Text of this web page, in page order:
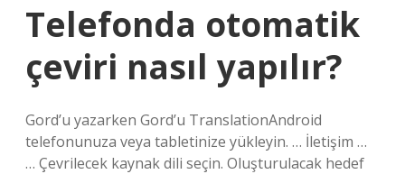
Telefonda otomatik
çeviri nasıl yapılır?
Gord’u yazarken Gord’u TranslationAndroid
telefonunuza veya tabletinize yükleyin. … İletişim …
… Çevrilecek kaynak dili seçin. Oluşturulacak hedef